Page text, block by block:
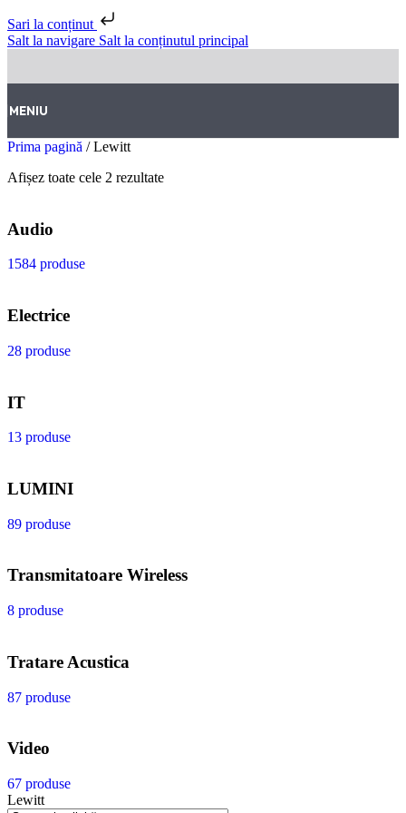
Sari la conținut
Salt la navigare Salt la conținutul principal
MENIU
Prima pagină / Lewitt
Afișez toate cele 2 rezultate
Audio
1584 produse
Electrice
28 produse
IT
13 produse
LUMINI
89 produse
Transmitatoare Wireless
8 produse
Tratare Acustica
87 produse
Video
67 produse
Lewitt